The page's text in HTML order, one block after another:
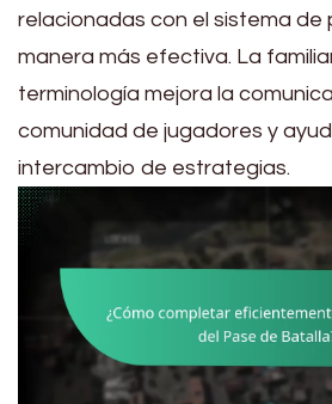
relacionadas con el sistema de
manera más efectiva. La
terminología mejora la
comunidad de jugadores y
intercambio de estrategias.